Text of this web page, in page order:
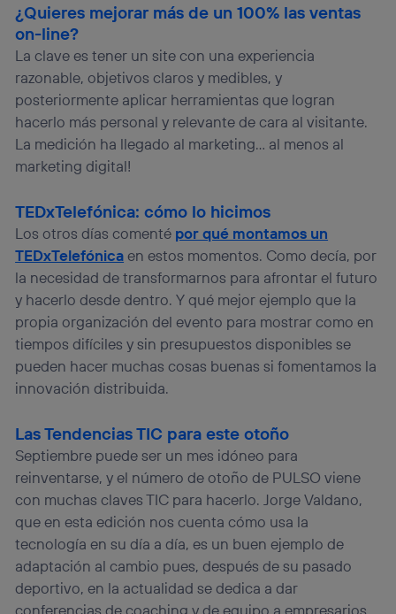
¿Quieres mejorar más de un 100% las ventas
on-line?
La clave es tener un site con una experiencia
razonable, objetivos claros y medibles, y
posteriormente aplicar herramientas que logran
hacerlo más personal y relevante de cara al visitante.
La medición ha llegado al marketing… al menos al
marketing digital!
TEDxTelefónica: cómo lo hicimos
Los otros días comenté por qué montamos un
TEDxTelefónicaen estos momentos. Como decía, por
la necesidad de transformarnos para afrontar el futuro
y hacerlo desde dentro. Y qué mejor ejemplo que la
propia organización del evento para mostrar como en
tiempos difíciles y sin presupuestos disponibles se
pueden hacer muchas cosas buenas si fomentamos la
innovación distribuida.
Las Tendencias TIC para este otoño
Septiembre puede ser un mes idóneo para
reinventarse, y el número de otoño de PULSO viene
con muchas claves TIC para hacerlo. Jorge Valdano,
que en esta edición nos cuenta cómo usa la
tecnología en su día a día, es un buen ejemplo de
adaptación al cambio pues, después de su pasado
deportivo, en la actualidad se dedica a dar
conferencias de coaching y de equipo a empresarios.